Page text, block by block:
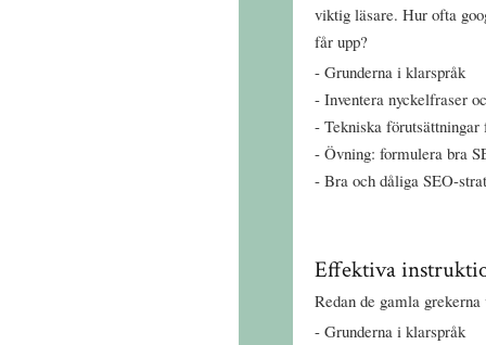
viktig läsare. Hur ofta
får upp?
Grunderna i klarspråk
Inventera nyckelfraser
Tekniska
Övning: formulera bra
Bra och dåliga SEO-
Effektiva
Redan de gamla
Grunderna i klarspråk